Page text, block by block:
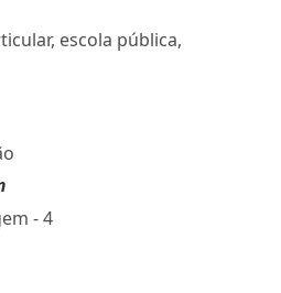
escola pública,
- 4